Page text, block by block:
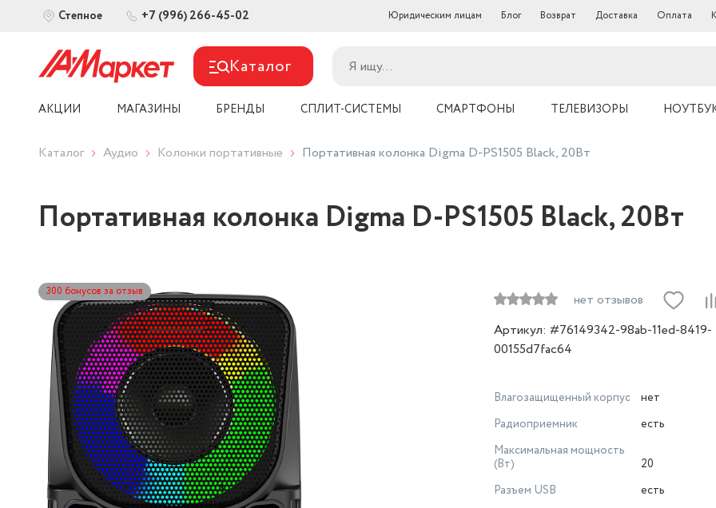
Степное +7 (996) 266-45-02 Юридическим лицам Блог Возврат Доставка Оплата
Каталог
АКЦИИ МАГАЗИНЫ БРЕНДЫ СПЛИТ-СИСТЕМЫ СМАРТФОНЫ ТЕЛЕВИЗОРЫ
Каталог Аудио Колонки портативные Портативная колонка Digma D-PS1505 Black, 20Вт
Портативная колонка Digma D-PS1505 Black, 20Вт
300 бонусов за отзыв
нет отзывов
Артикул: #76149342-98ab-11ed-8419-
00155d7fac64
Влагозащищенный корпус
нет
Радиоприемник
есть
Максимальная мощность
(Вт)
20
Разъем USB
есть